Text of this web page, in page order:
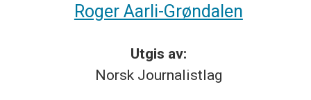
Roger Aarli-Grøndalen
Utgis av:
Norsk Journalistlag